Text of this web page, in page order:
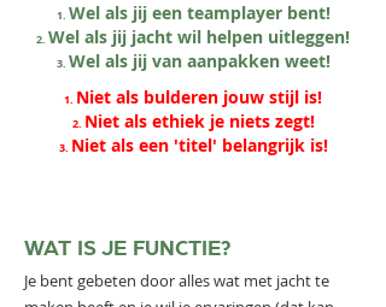
Wel als jij een teamplayer bent!
Wel als jij jacht wil helpen uitleggen!
Wel als jij van aanpakken weet!
Niet als bulderen jouw stijl is!
Niet als ethiek je niets zegt!
Niet als een 'titel' belangrijk is!
WAT IS JE FUNCTIE?
Je bent gebeten door alles wat met jacht te